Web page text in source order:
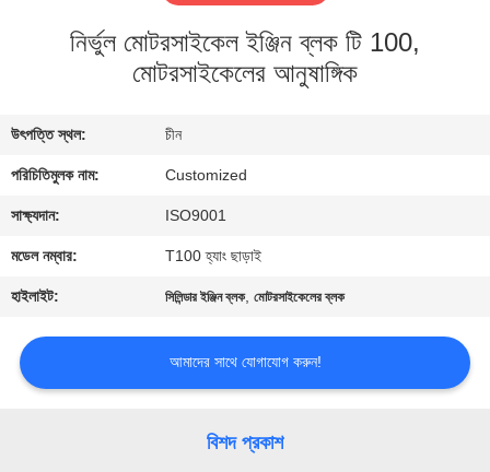
কারখানা
মান
নিয়ন্ত্রণ
উদ্ধৃতির
জন্য
সাইট
নির্ভুল মোটরসাইকেল ইঞ্জিন ব্লক টি 100,
মোটরসাইকেলের আনুষাঙ্গিক
উৎপত্তি স্থল: চীন
পরিচিতিমুলক নাম: Customized
সাক্ষ্যদান: ISO9001
মডেল নম্বার: T100 হ্যাং ছাড়াই
হাইলাইট: সিলিন্ডার ইঞ্জিন ব্লক,মোটরসাইকেলের ব্লক
আমাদের সাথে যোগাযোগ করুন!
বিশদ প্রকাশ